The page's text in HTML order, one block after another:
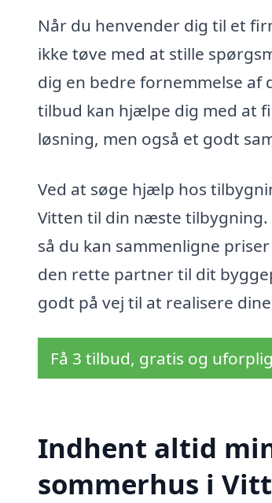
Når du henvender dig til et
ikke tøve med at stille
dig en bedre fornemmelse
tilbud kan hjælpe dig med at
løsning, men også et godt
Ved at søge hjælp hos
Vitten til din næste
så du kan sammenligne
den rette partner til dit
godt på vej til at realisere
Få 3 tilbud, gratis og
Indhent altid
sommerhus i